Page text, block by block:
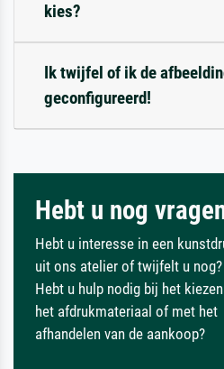
kies?
Ik twijfel of ik de
geconfigureerd!
Hebt u nog
Hebt u interesse in een
uit ons atelier of twijfelt u nog?
Hebt u hulp nodig bij het
het afdrukmateriaal of met het
afhandelen van de aankoop?